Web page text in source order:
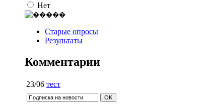
Нет
Старые опросы
Результаты
Комментарии
23/06 тест